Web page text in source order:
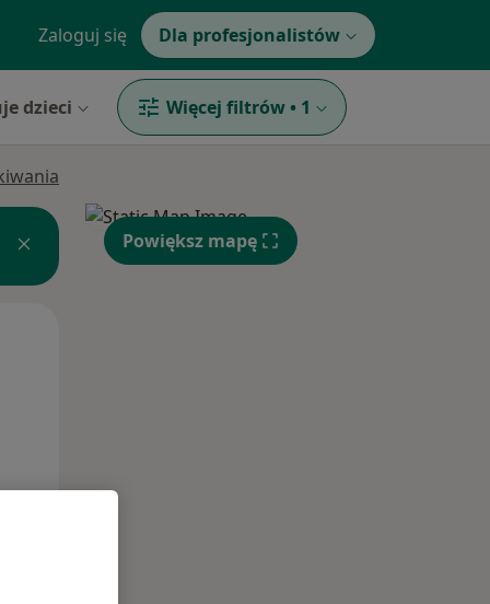
Zaloguj się Dla profesjonalistów
dzieci Więcej filtrów • 1
Powiększ mapę